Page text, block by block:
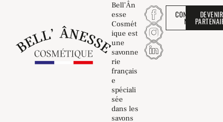
Bell’Ân
esse
Cosmét
ique est
une
savonne
rie
français
e
spéciali
sée
dans les
savons
CONTACTEZ-
NOUS
DEVENIR